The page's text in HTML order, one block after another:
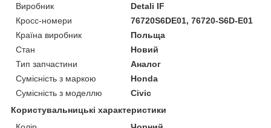
Виробник
Detali IF
Кросс-номери
76720S6DE01, 76720-S6D-E01
Країна виробник
Польща
Стан
Новий
Тип запчастини
Аналог
Сумісність з маркою
Honda
Сумісність з моделлю
Civic
Користувальницькі характеристики